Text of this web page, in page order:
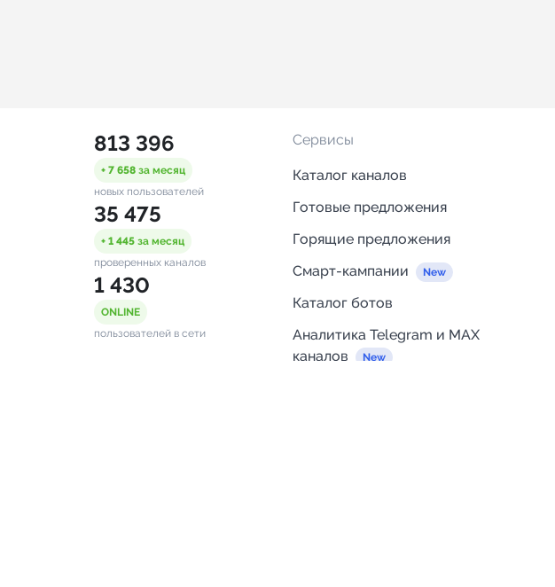
813 396
+ 7 658 за месяц
новых пользователей
35 475
+ 1 445 за месяц
проверенных каналов
1 430
ONLINE
пользователей в сети
Сервисы
Каталог каналов
Готовые предложения
Горящие предложения
Смарт-кампании
Каталог ботов
Аналитика Telegram и MAX
каналов